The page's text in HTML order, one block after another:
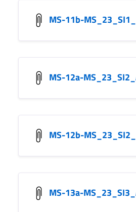
MS-11b-
MS-12a-
MS-12b-
MS-13a-